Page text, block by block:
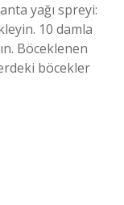
yağı spreyi:
10 damla
Böceklenen
böcekler